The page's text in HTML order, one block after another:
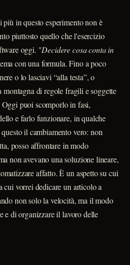
in questo esperimento non è
piuttosto quello che l'esercizio
oggi. "Decidere cosa conta in
con una formula. Fino a poco
o lo lasciavi “alla testa”, o
di regole fragili e soggette
Oggi puoi scomporlo in fasi,
e farlo funzionare, in qualche
il cambiamento vero: non
posso affrontare in modo
non avevano una soluzione lineare,
affatto. È un aspetto su cui
cui vorrei dedicare un articolo a
non solo la velocità, ma il modo
e di organizzare il lavoro delle